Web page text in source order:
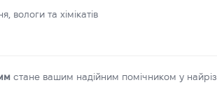
вологи та хімікатів
стане вашим надійним помічником у